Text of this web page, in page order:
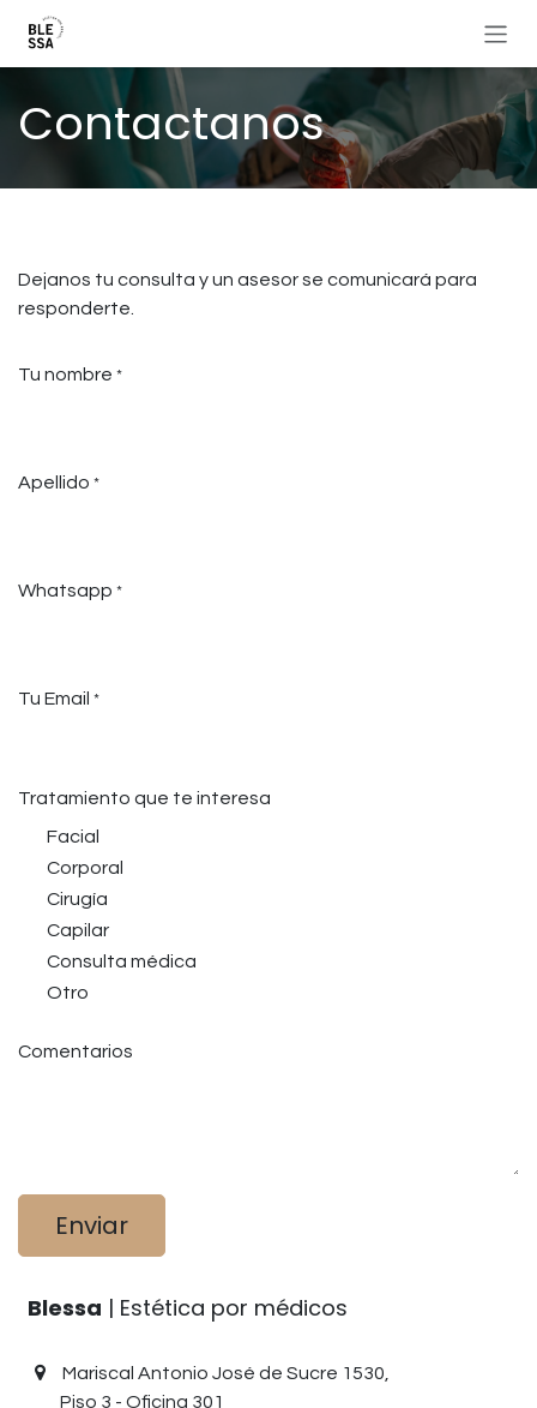
Ir al contenido
Contactanos
Dejanos tu consulta y un asesor se comunicará para
responderte.
Tu nombre *
Apellido *
Whatsapp *
Tu Email *
Tratamiento que te interesa
Facial
Corporal
Cirugía
Capilar
Consulta médica
Otro
Comentarios
Enviar
Blessa | Estética por médicos
Mariscal Antonio José de Sucre 1530,
Piso 3 - Oficina 301